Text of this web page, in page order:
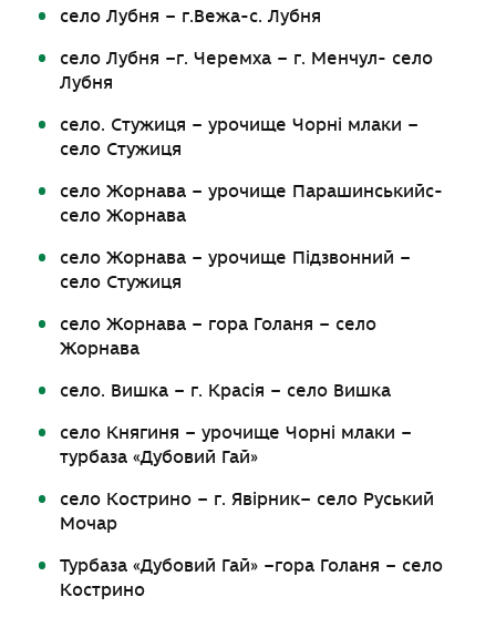
село Лубня – г.Вежа-с. Лубня
село Лубня –г. Черемха – г. Менчул- село
Лубня
село. Стужиця – урочище Чорні млаки –
село Стужиця
село Жорнава – урочище Парашинськийс-
село Жорнава
село Жорнава – урочище Підзвонний –
село Стужиця
село Жорнава – гора Голаня – село
Жорнава
село. Вишка – г. Красія – село Вишка
село Княгиня – урочище Чорні млаки –
турбаза «Дубовий Гай»
село Кострино – г. Явірник– село Руський
Мочар
Турбаза «Дубовий Гай» –гора Голаня – село
Кострино